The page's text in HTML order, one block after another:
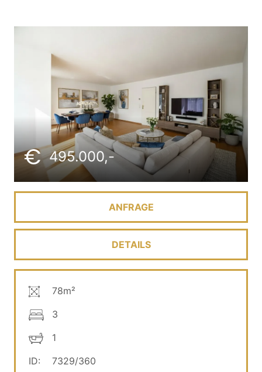
495.000,-
ANFRAGE
DETAILS
78m²
3
1
ID:
7329/360